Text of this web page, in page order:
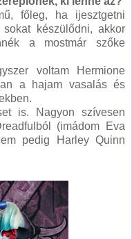
főleg, ha ijesztgetni
készülődni, akkor
a mostmár szőke
voltam Hermione
a hajam vasalás és
is. Nagyon szívesen
(imádom Eva
pedig Harley Quinn